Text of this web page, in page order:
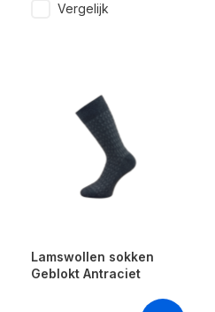
Vergelijk
Lamswollen sokken
Geblokt Antraciet